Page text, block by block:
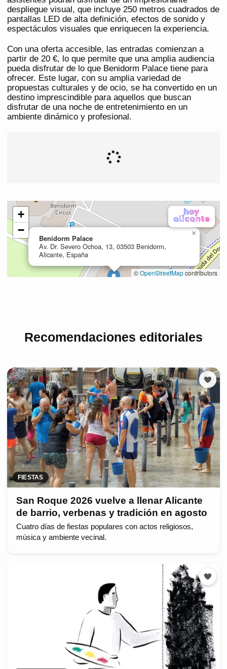
despliegue visual, que incluye 250 metros cuadrados de
pantallas LED de alta definición, efectos de sonido y
espectáculos visuales que enriquecen la experiencia.
Con una oferta accesible, las entradas comienzan a
partir de 20 €, lo que permite que una amplia audiencia
pueda disfrutar de lo que Benidorm Palace tiene para
ofrecer. Este lugar, con su amplia variedad de
propuestas culturales y de ocio, se ha convertido en un
destino imprescindible para aquellos que buscan
disfrutar de una noche de entretenimiento en un
ambiente dinámico y profesional.
Recomendaciones editoriales
FIESTAS
San Roque 2026 vuelve a llenar Alicante
de barrio, verbenas y tradición en agosto
Cuatro días de fiestas populares con actos religiosos,
música y ambiente vecinal.